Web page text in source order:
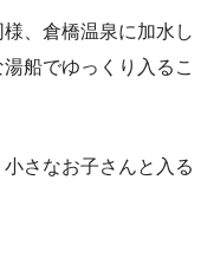
、倉橋温泉に加水し
船でゆっくり入るこ
さなお子さんと入る